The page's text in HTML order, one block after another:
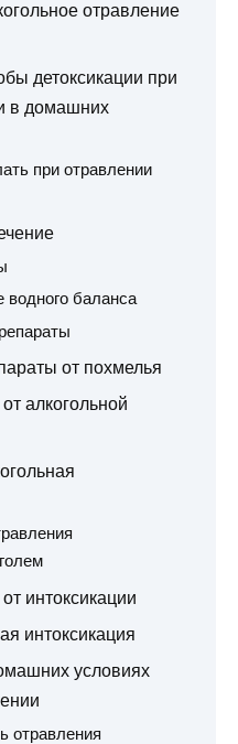
отравление
детоксикации при
в домашних
при отравлении
водного баланса
от похмелья
алкогольной
интоксикации
интоксикация
условиях
отравления